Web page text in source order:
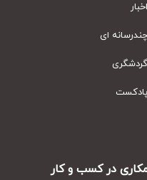
ای
در کسب و کار